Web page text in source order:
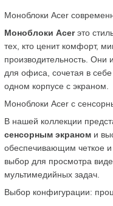
Моноблоки Acer
Моноблоки Acer это
тех, кто ценит комфорт,
производительность. Они
для офиса, сочетая в
одном корпусе с экраном.
Моноблоки Acer с
В нашей коллекции
сенсорным экраном и
обеспечивающим четкое
выбор для просмотра
мультимедийных задач.
Выбор конфигурации: